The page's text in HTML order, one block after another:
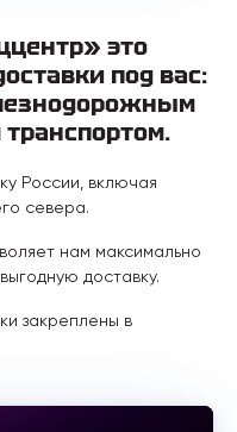
это
под вас:
России, включая
севера.
нам максимально
доставку.
закреплены в